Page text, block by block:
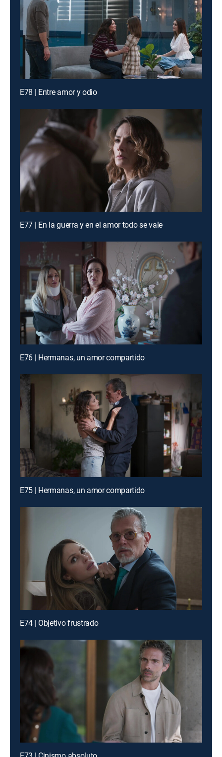
E78 | Entre amor y odio
E77 | En la guerra y en el amor todo se vale
E76 | Hermanas, un amor compartido
E75 | Hermanas, un amor compartido
E74 | Objetivo frustrado